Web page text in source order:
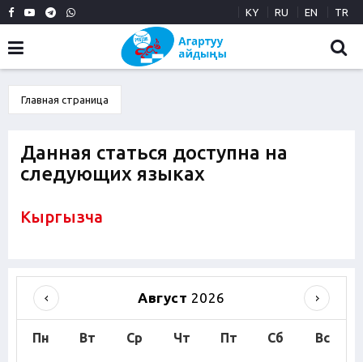
KY RU EN TR
Главная страница
Данная статься доступна на
следующих языках
Кыргызча
Август 2026
Пн Вт Ср Чт Пт Сб Вс